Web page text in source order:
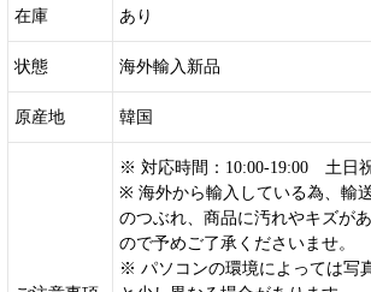
在庫 あり
状態 海外輸入新品
原産地 韓国
※ 対応時間：10:00-19:00 土日祝
※ 海外から輸入している為、輸
のつぶれ、商品に汚れやキズが
ので予めご了承くださいませ。
※ パソコンの環境によっては写